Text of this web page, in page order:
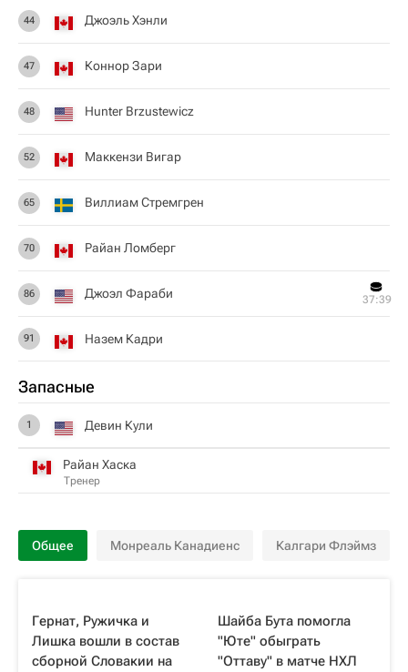
44 Джоэль Хэнли
47 Коннор Зари
48 Hunter Brzustewicz
52 Маккензи Вигар
65 Виллиам Стремгрен
70 Райан Ломберг
86 Джоэл Фараби 37:39
91 Назем Кадри
Запасные
1 Девин Кули
Райан Хаска
Тренер
Общее Монреаль Канадиенс Калгари Флэймз
Гернат, Ружичка и
Лишка вошли в состав
сборной Словакии на
Шайба Бута помогла
"Юте" обыграть
"Оттаву" в матче НХЛ